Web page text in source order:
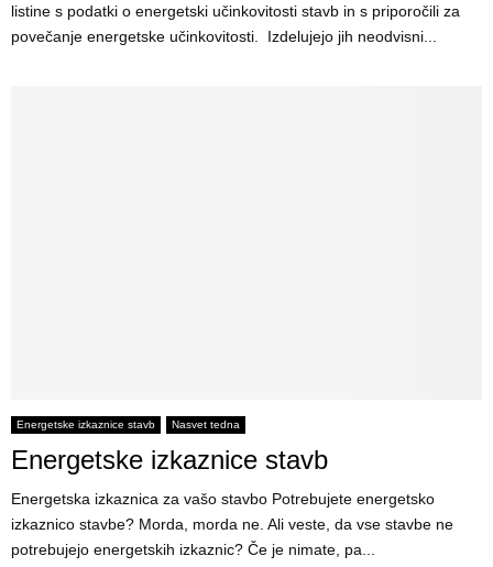
listine s podatki o energetski učinkovitosti stavb in s priporočili za
povečanje energetske učinkovitosti. Izdelujejo jih neodvisni...
Energetske izkaznice stavb Nasvet tedna
Energetske izkaznice stavb
Energetska izkaznica za vašo stavbo Potrebujete energetsko
izkaznico stavbe? Morda, morda ne. Ali veste, da vse stavbe ne
potrebujejo energetskih izkaznic? Če je nimate, pa...